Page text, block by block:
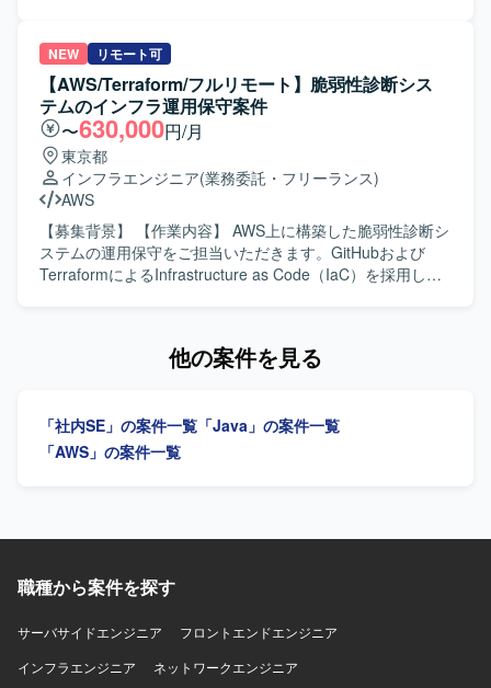
システム（オンプレミス）を中心としたシステム環境に携
わっていただきます。
す。 基本設計・詳細設計、設計レビューを実施し、品質を
担保しながら開発を進めていただきます。 開発メンバーへ
のタスク割り振りや進行管理など、プロジェクトリーダー
としてのマネジメントも行っていただきます。 【求める人
物像】 プロジェクトの目的達成に向けて主体的に動き、自
ら課題を見つけて解決へ導ける方を求めております。 AI技
術や新しい開発手法に対して前向きにキャッチアップし、
チームへ知見を共有していただける方を歓迎いたします。
【ポジションの魅力】 AIチームの一員として、AIを活用し
たWeb系業務システム開発に上流工程から関わることがで
きます。 Next.jsやLaravelを用いたモダンな技術スタックで
できるポジションです。 【開発環境】 Next.jsやLaravelを
技術なども用いながら、AI関連のAPIやサービスと連携した
機能開発を行っております。
NEW リモート可
【AWS/Terraform/フルリモート】脆弱性診断シス
テムのインフラ運用保守案件
〜630,000円/月
東京都
インフラエンジニア(業務委託・フリーランス)
AWS
【募集背景】 【作業内容】 AWS上に構築した脆弱性診断シ
ステムの運用保守をご担当いただきます。GitHubおよび
TerraformによるInfrastructure as Code（IaC）を採用し、
ジションの魅力】 Infrastructure as Code（IaC）を活用し
します。
他の案件を見る
「社内SE」の案件一覧 「Java」の案件一覧
「AWS」の案件一覧
職種から案件を探す
サーバサイドエンジニア
フロントエンドエンジニア
インフラエンジニア
ネットワークエンジニア